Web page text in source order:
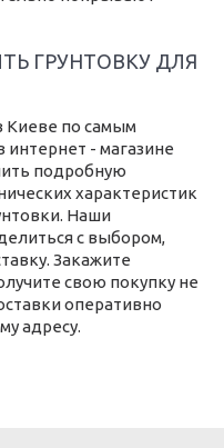
ГРУНТОВКУ ДЛЯ
Киеве по самым
- магазине
подробную
характеристик
Наши
с выбором,
Закажите
свою покупку не
оперативно
адресу.